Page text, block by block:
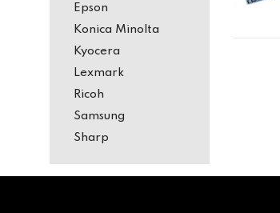
Epson
Konica Minolta
Kyocera
Lexmark
Ricoh
Samsung
Sharp